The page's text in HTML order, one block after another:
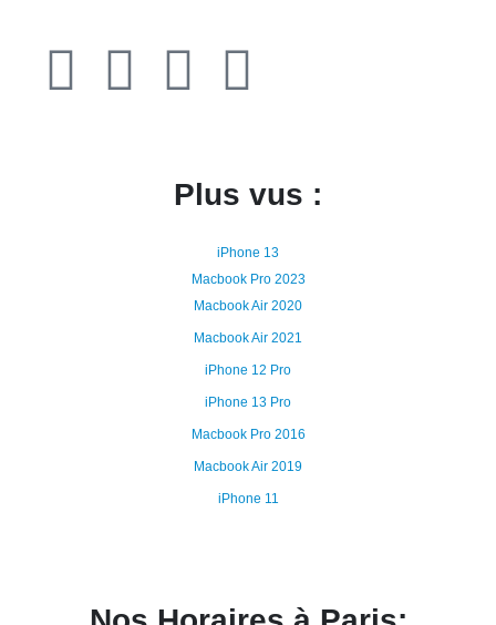
Plus vus :
iPhone 13
Macbook Pro 2023
Macbook Air 2020
Macbook Air 2021
iPhone 12 Pro
iPhone 13 Pro
Macbook Pro 2016
Macbook Air 2019
iPhone 11